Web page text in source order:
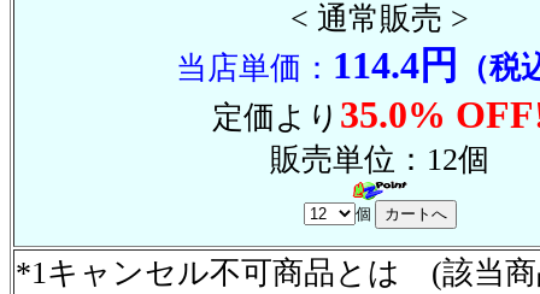
< 通常販売 >
当店単価： 114.4円
（税
定価より 35.0%
販売単位：12個
個
*1キャンセル不可商品とは (該当